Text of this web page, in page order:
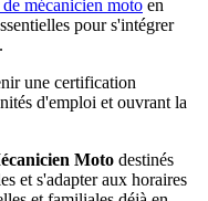
mécanicien moto en
pour s'intégrer
une certification
d'emploi et ouvrant la
Moto destinés
et s'adapter aux horaires